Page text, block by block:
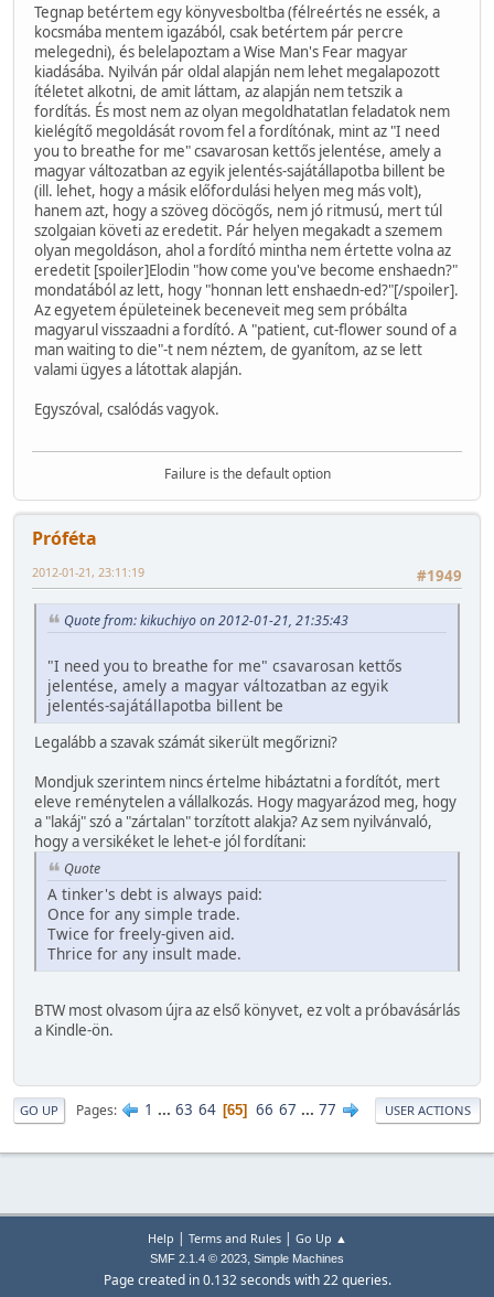
Tegnap betértem egy könyvesboltba (félreértés ne essék, a
kocsmába mentem igazából, csak betértem pár percre
melegedni), és belelapoztam a Wise Man's Fear magyar
kiadásába. Nyilván pár oldal alapján nem lehet megalapozott
ítéletet alkotni, de amit láttam, az alapján nem tetszik a
fordítás. És most nem az olyan megoldhatatlan feladatok nem
kielégítő megoldását rovom fel a fordítónak, mint az "I need
you to breathe for me" csavarosan kettős jelentése, amely a
magyar változatban az egyik jelentés-sajátállapotba billent be
(ill. lehet, hogy a másik előfordulási helyen meg más volt),
hanem azt, hogy a szöveg döcögős, nem jó ritmusú, mert túl
szolgaian követi az eredetit. Pár helyen megakadt a szemem
olyan megoldáson, ahol a fordító mintha nem értette volna az
eredetit [spoiler]Elodin "how come you've become enshaedn?"
mondatából az lett, hogy "honnan lett enshaedn-ed?"[/spoiler].
Az egyetem épületeinek beceneveit meg sem próbálta
magyarul visszaadni a fordító. A "patient, cut-flower sound of a
man waiting to die"-t nem néztem, de gyanítom, az se lett
valami ügyes a látottak alapján.
Egyszóval, csalódás vagyok.
Failure is the default option
Próféta
#1949
2012-01-21, 23:11:19
Quote from: kikuchiyo on 2012-01-21, 21:35:43
"I need you to breathe for me" csavarosan kettős
jelentése, amely a magyar változatban az egyik
jelentés-sajátállapotba billent be
Legalább a szavak számát sikerült megőrizni?
Mondjuk szerintem nincs értelme hibáztatni a fordítót, mert
eleve reménytelen a vállalkozás. Hogy magyarázod meg, hogy
a "lakáj" szó a "zártalan" torzított alakja? Az sem nyilvánvaló,
hogy a versikéket le lehet-e jól fordítani:
Quote
A tinker's debt is always paid:
Once for any simple trade.
Twice for freely-given aid.
Thrice for any insult made.
BTW most olvasom újra az első könyvet, ez volt a próbavásárlás
a Kindle-ön.
GO UP Pages 1 ... 63 64 65 66 67 ... 77 USER ACTIONS
Help | Terms and Rules| Go Up ▲
SMF 2.1.4 © 2023 Simple Machines
Page created in 0.132 seconds with 22 queries.